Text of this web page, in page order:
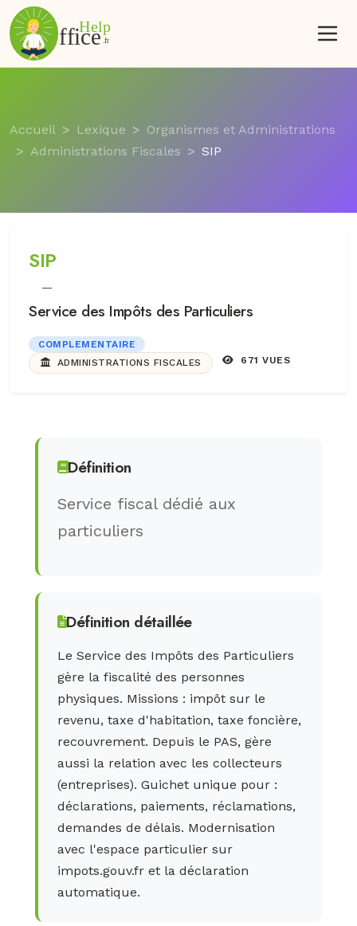
Accueil Lexique
Organismes et Administrations
Administrations Fiscales
SIP
SIP
—
Service des Impôts des Particuliers
COMPLEMENTAIRE
ADMINISTRATIONS FISCALES
671 VUES
Définition
Service fiscal dédié aux
particuliers
Définition détaillée
Le Service des Impôts des Particuliers
gère la fiscalité des personnes
physiques. Missions : impôt sur le
revenu, taxe d'habitation, taxe foncière,
recouvrement. Depuis le PAS, gère
aussi la relation avec les collecteurs
(entreprises). Guichet unique pour :
déclarations, paiements, réclamations,
demandes de délais. Modernisation
avec l'espace particulier sur
impots.gouv.fr et la déclaration
automatique.